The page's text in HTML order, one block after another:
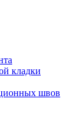
кладки
швов